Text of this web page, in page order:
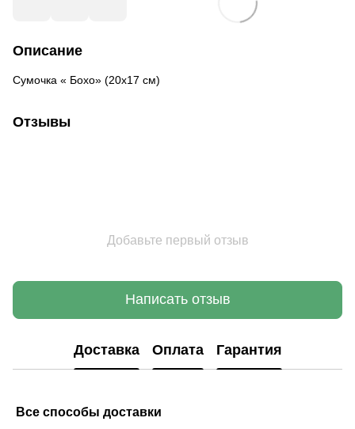
Описание
Сумочка « Бохо» (20х17 см)
Отзывы
Добавьте первый отзыв
Написать отзыв
Доставка Оплата Гарантия
Все способы доставки